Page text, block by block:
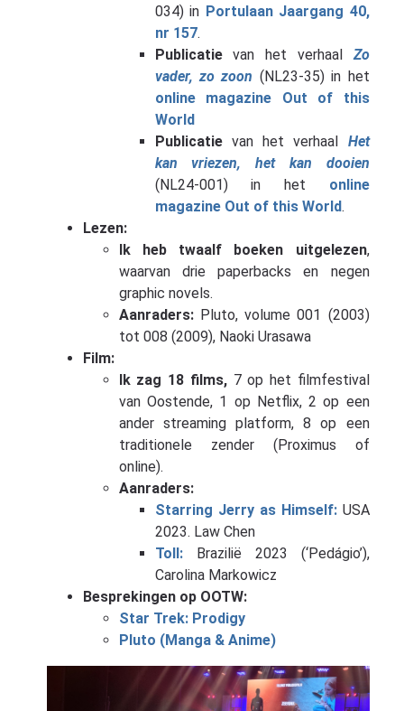
034) in Portulaan Jaargang 40,
nr 157.
Publicatievan het verhaalZo
vader, zo zoon (NL23-35) in het
online magazine Out of this
World
Publicatievan het verhaal Het
kan vriezen, het kan dooien
(NL24-001) in het online
magazine Out of this World.
Lezen:
Ik heb twaalf boeken uitgelezen,
waarvan drie paperbacks en negen
graphic novels.
Aanraders:Pluto, volume 001 (2003)
tot 008 (2009), Naoki Urasawa
Film:
Ik zag 18 films,7 op het filmfestival
van Oostende, 1 op Netflix, 2 op een
ander streaming platform, 8 op een
traditionele zender (Proximus of
online).
Aanraders:
Starring Jerry as Himself:USA
2023. Law Chen
Toll:Brazilië 2023 (‘Pedágio’),
Carolina Markowicz
Besprekingen op OOTW:
Star Trek: Prodigy
Pluto (Manga & Anime)